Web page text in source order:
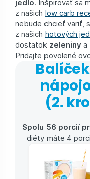
z našich low carb
nebude chcieť variť,
z našich hotových
dostatok zeleniny a
Pridajte povolené
(2.
Spolu 56 porcií
diéty máte 4